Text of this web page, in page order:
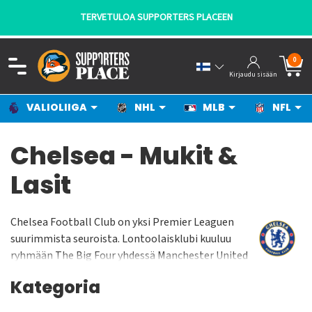
- KANNATTAJILTA
Kirjaudu sisään
0
VALIOLIIGA NHL MLB NFL
Chelsea - Mukit &
Lasit
Chelsea Football Club on yksi Premier Leaguen
suurimmista seuroista. Lontoolaisklubi kuuluu
ryhmään The Big Four yhdessä Manchester United
on saavuttanut suuren suosion niin Englannissa
Kategoria